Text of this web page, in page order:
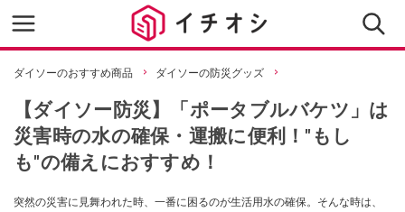
ダイソーのおすすめ商品 ダイソーの防災グッズ
【ダイソー防災】「ポータブルバケツ」は
災害時の水の確保・運搬に便利！"もし
も"の備えにおすすめ！
突然の災害に見舞われた時、一番に困るのが生活用水の確保。そんな時は、